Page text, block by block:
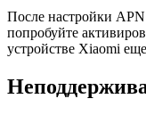
После настройки
попробуйте
устройстве Xiaomi